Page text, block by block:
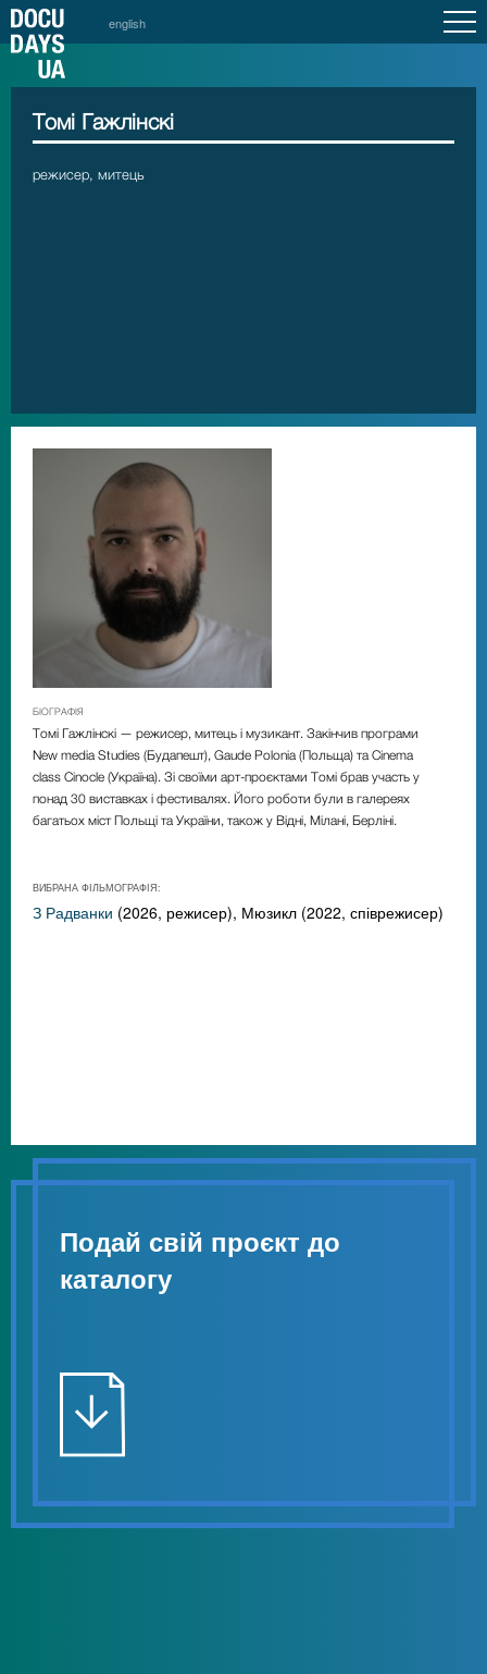
english
Томі Гажлінскі
режисер, митець
БІОГРАФІЯ
Томі Гажлінскі — режисер, митець і музикант. Закінчив програми
New media Studies (Будапешт), Gaude Polonia (Польща) та Cinema
class Cinocle (Україна). Зі своїми арт-проєктами Томі брав участь у
понад 30 виставках і фестивалях. Його роботи були в галереях
багатьох міст Польщі та України, також у Відні, Мілані, Берліні.
ВИБРАНА ФІЛЬМОГРАФІЯ:
З Радванки (2026, режисер), Мюзикл (2022, співрежисер)
Подай свій проєкт до
каталогу